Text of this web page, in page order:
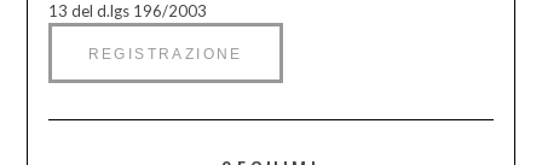
13 del d.lgs 196/2003